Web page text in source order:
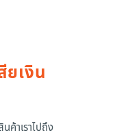
ยเงิน
ค้าเราไปถึง